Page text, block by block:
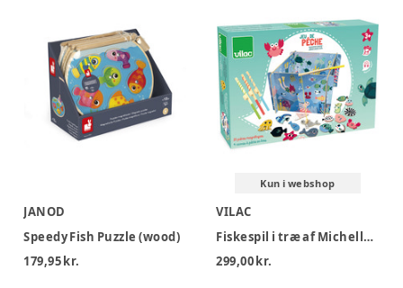
JANOD
Speedy Fish Puzzle (wood)
179,95 kr.
Kun i webshop
VILAC
Fiskespil i træ af Michelle Carlslund
299,00 kr.